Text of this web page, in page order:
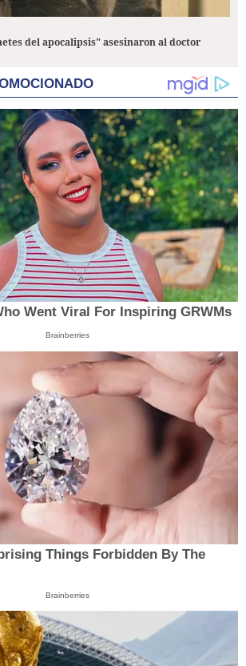
del apocalipsis" asesinaron al doctor
Went Viral For Inspiring GRWMs
Brainberries
Things Forbidden By The
Brainberries